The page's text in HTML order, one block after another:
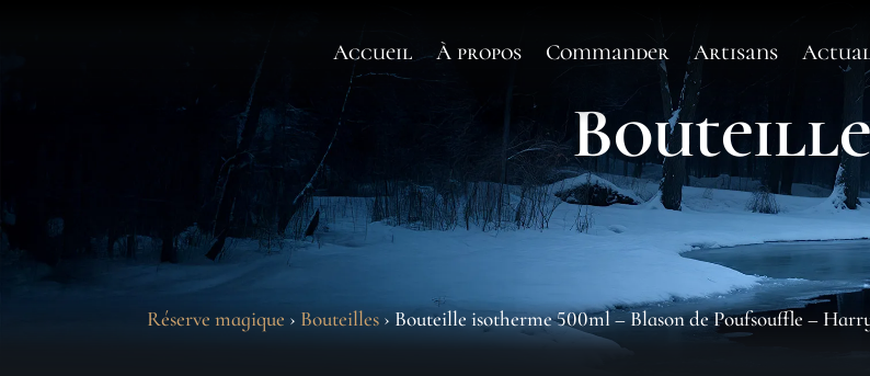
Accueil À propos Commander Artisans
Réserve magique › Bouteilles› Bouteille isotherme 500ml – Blason de Poufsouffle –